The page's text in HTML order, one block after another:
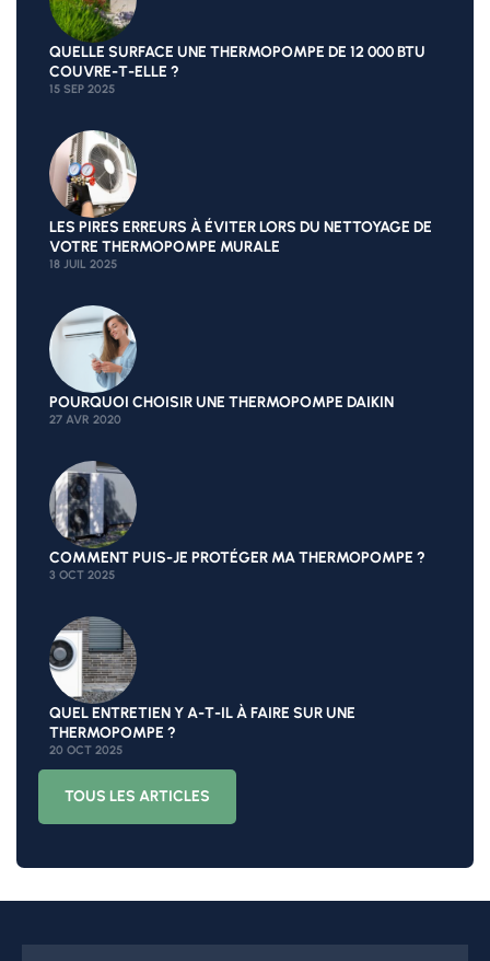
QUELLE SURFACE UNE THERMOPOMPE DE 12 000 BTU
COUVRE-T-ELLE ?
15 SEP 2025
LES PIRES ERREURS À ÉVITER LORS DU NETTOYAGE DE
VOTRE THERMOPOMPE MURALE
18 JUIL 2025
POURQUOI CHOISIR UNE THERMOPOMPE DAIKIN
27 AVR 2020
COMMENT PUIS-JE PROTÉGER MA THERMOPOMPE ?
3 OCT 2025
QUEL ENTRETIEN Y A-T-IL À FAIRE SUR UNE
THERMOPOMPE ?
20 OCT 2025
TOUS LES ARTICLES